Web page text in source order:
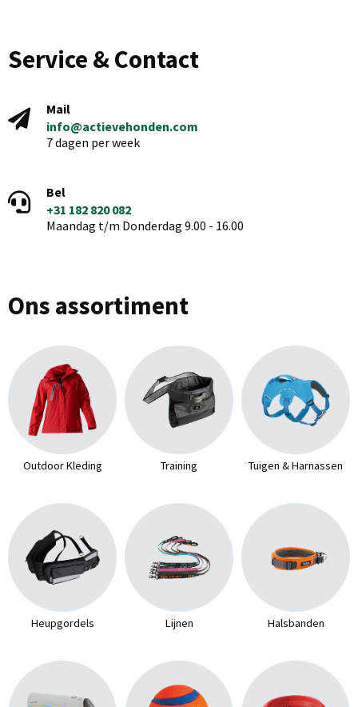
Service & Contact
Mail
info@actievehonden.com
7 dagen per week
Bel
+31 182 820 082
Maandag t/m Donderdag 9.00 - 16.00
Ons assortiment
Outdoor Kleding Training Tuigen & Harnassen
Heupgordels Lijnen Halsbanden